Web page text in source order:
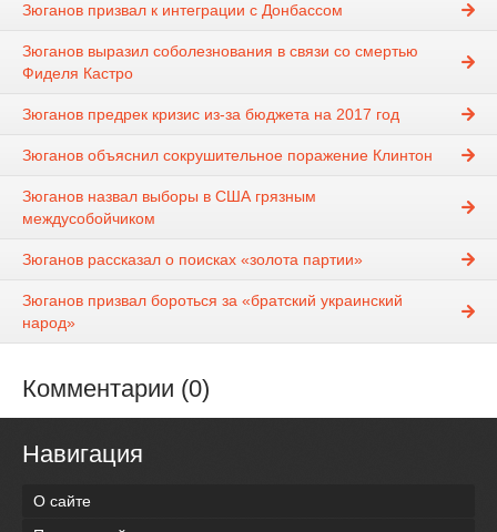
Зюганов призвал к интеграции с Донбассом
Зюганов выразил соболезнования в связи со смертью
Фиделя Кастро
Зюганов предрек кризис из-за бюджета на 2017 год
Зюганов объяснил сокрушительное поражение Клинтон
Зюганов назвал выборы в США грязным
междусобойчиком
Зюганов рассказал о поисках «золота партии»
Зюганов призвал бороться за «братский украинский
народ»
Комментарии (0)
Навигация
О сайте